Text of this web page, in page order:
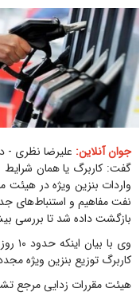
جوان آنلاین: علیرضا نظری -
گفت: کاربرگ یا همان شرایط
واردات بنزین ویژه در هیئت
نفت مفاهیم و استنباط‌های
بازگشت داده شد تا بررسی
وی
کاربرگ توزیع بنزین ویژه
هیئت مقررات زدایی مرجع